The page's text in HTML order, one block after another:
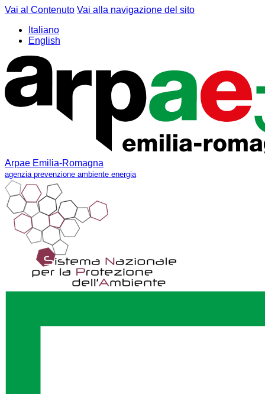
Vai al Contenuto Vai alla navigazione del sito
Italiano
English
Arpae Emilia-Romagna
agenzia prevenzione ambiente energia